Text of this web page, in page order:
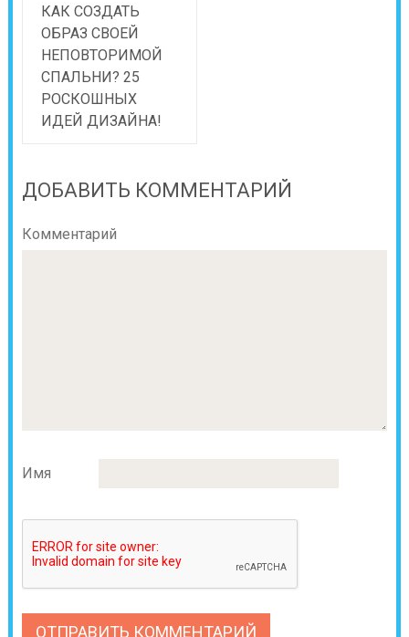
КАК СОЗДАТЬ
ОБРАЗ СВОЕЙ
НЕПОВТОРИМОЙ
СПАЛЬНИ? 25
РОСКОШНЫХ
ИДЕЙ ДИЗАЙНА!
ДОБАВИТЬ КОММЕНТАРИЙ
Комментарий
Имя